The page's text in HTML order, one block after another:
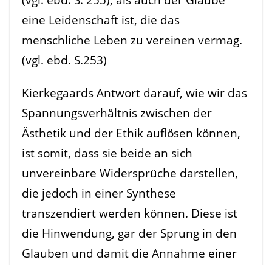
eine Leidenschaft ist, die das
menschliche Leben zu vereinen vermag.
(vgl. ebd. S.253)
Kierkegaards Antwort darauf, wie wir das
Spannungsverhältnis zwischen der
Ästhetik und der Ethik auflösen können,
ist somit, dass sie beide an sich
unvereinbare Widersprüche darstellen,
die jedoch in einer Synthese
transzendiert werden können. Diese ist
die Hinwendung, gar der Sprung in den
Glauben und damit die Annahme einer